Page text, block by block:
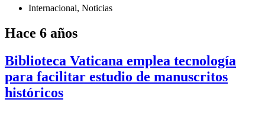
Internacional, Noticias
Hace 6 años
Biblioteca Vaticana emplea tecnología
para facilitar estudio de manuscritos
históricos